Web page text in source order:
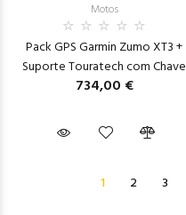
Motos
Pack GPS Garmin Zumo XT3 +
Suporte Touratech com Chave
734,00 €
1 2 3